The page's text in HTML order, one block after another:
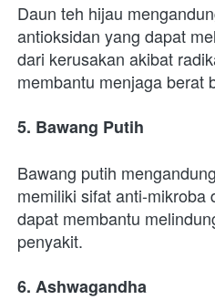
Daun teh hijau
antioksidan yang dapat
dari kerusakan akibat
membantu menjaga berat
5. Bawang Putih
Bawang putih
memiliki sifat anti-mikroba
dapat membantu
penyakit.
6. Ashwagandha